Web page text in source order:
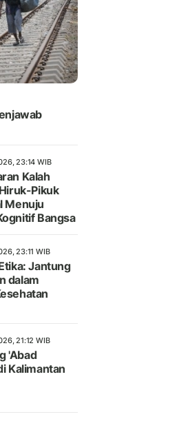
23:14 WIB
Kalah
Pikuk
Menuju
Bangsa
23:11 WIB
Jantung
dalam
21:12 WIB
'Abad
Kalimantan